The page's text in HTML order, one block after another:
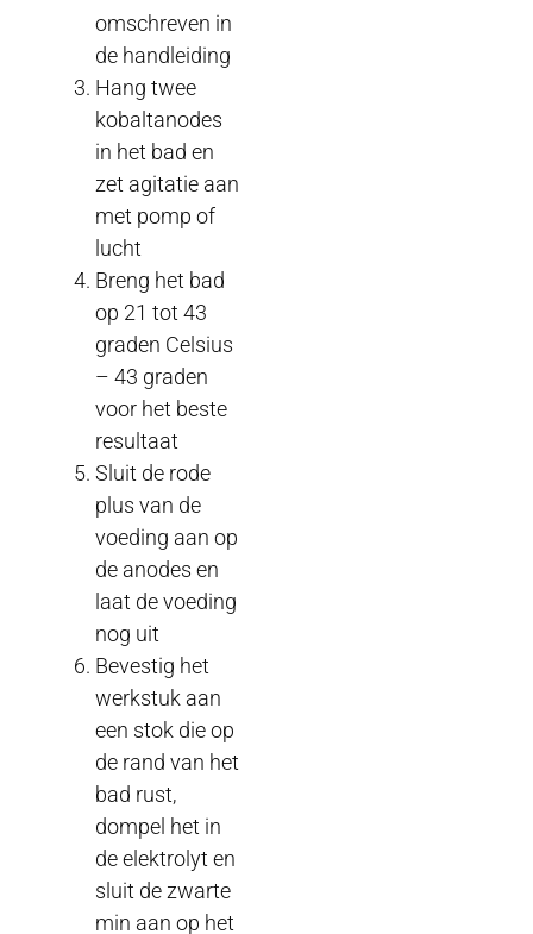
omschreven in
de handleiding
Hang twee
kobaltanodes
in het bad en
zet agitatie aan
met pomp of
lucht
Breng het bad
op 21 tot 43
graden Celsius
– 43 graden
voor het beste
resultaat
Sluit de rode
plus van de
voeding aan op
de anodes en
laat de voeding
nog uit
Bevestig het
werkstuk aan
een stok die op
de rand van het
bad rust,
dompel het in
de elektrolyt en
sluit de zwarte
min aan op het